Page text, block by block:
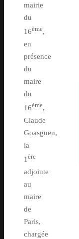
mairie
du
16ème,
en
présence
du
maire
du
16ème,
Claude
Goasguen,
la
1ère
adjointe
au
maire
de
Paris,
chargée